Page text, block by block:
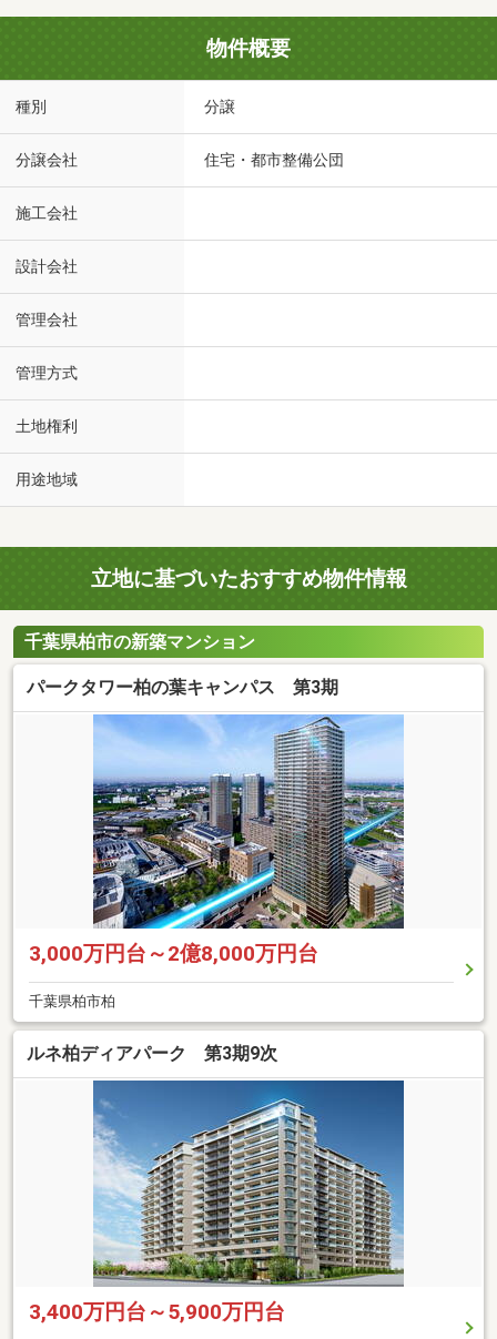
物件概要
種別 分譲
分譲会社 住宅・都市整備公団
施工会社
設計会社
管理会社
管理方式
土地権利
用途地域
立地に基づいたおすすめ物件情報
千葉県柏市の新築マンション
パークタワー柏の葉キャンパス 第3期
3,000万円台～2億8,000万円台
千葉県柏市柏
ルネ柏ディアパーク 第3期9次
3,400万円台～5,900万円台